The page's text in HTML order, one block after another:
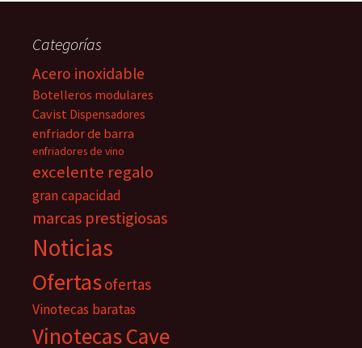
Categorías
Acero inoxidable
Botelleros modulares
Cavist Dispensadores
enfriador de barra
enfriadores de vino
excelente regalo
gran capacidad
marcas prestigiosas
Noticias
Ofertasofertas
Vinotecas baratas
Vinotecas Cave